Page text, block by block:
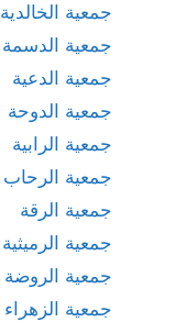
جمعية الخالدية
جمعية الدسمة
جمعية الدعية
جمعية الدوحة
جمعية الرابية
جمعية الرحاب
جمعية الرقة
جمعية الرميثية
جمعية الروضة
جمعية الزهراء